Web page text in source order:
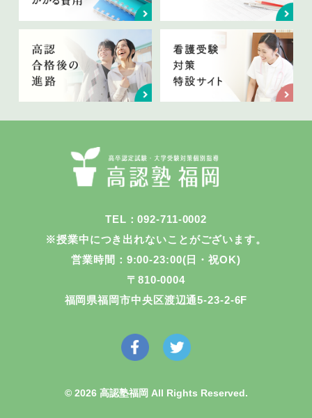
TEL：092-711-0002
※授業中につき出れないことがございます。
営業時間：9:00-23:00(日・祝OK)
〒810-0004
福岡県福岡市中央区渡辺通5-23-2-6F
© 2026 高認塾福岡 All Rights Reserved.